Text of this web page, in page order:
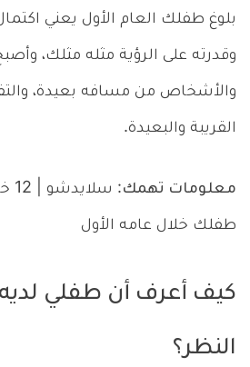
بلوغ طفلك العام الأول يعني
وقدرته على الرؤية مثله مثلك،
والأشخاص من مسافه بعيدة،
القريبة والبعيدة.
معلومات تهمك :
طفلك خلال عامه الأول
كيف أعرف أن طفلي
النظر؟